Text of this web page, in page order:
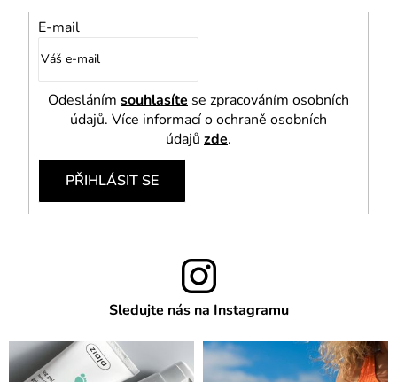
E-mail
Odesláním souhlasíte se zpracováním osobních
údajů. Více informací o ochraně osobních
údajů zde.
PŘIHLÁSIT SE
Sledujte nás na Instagramu